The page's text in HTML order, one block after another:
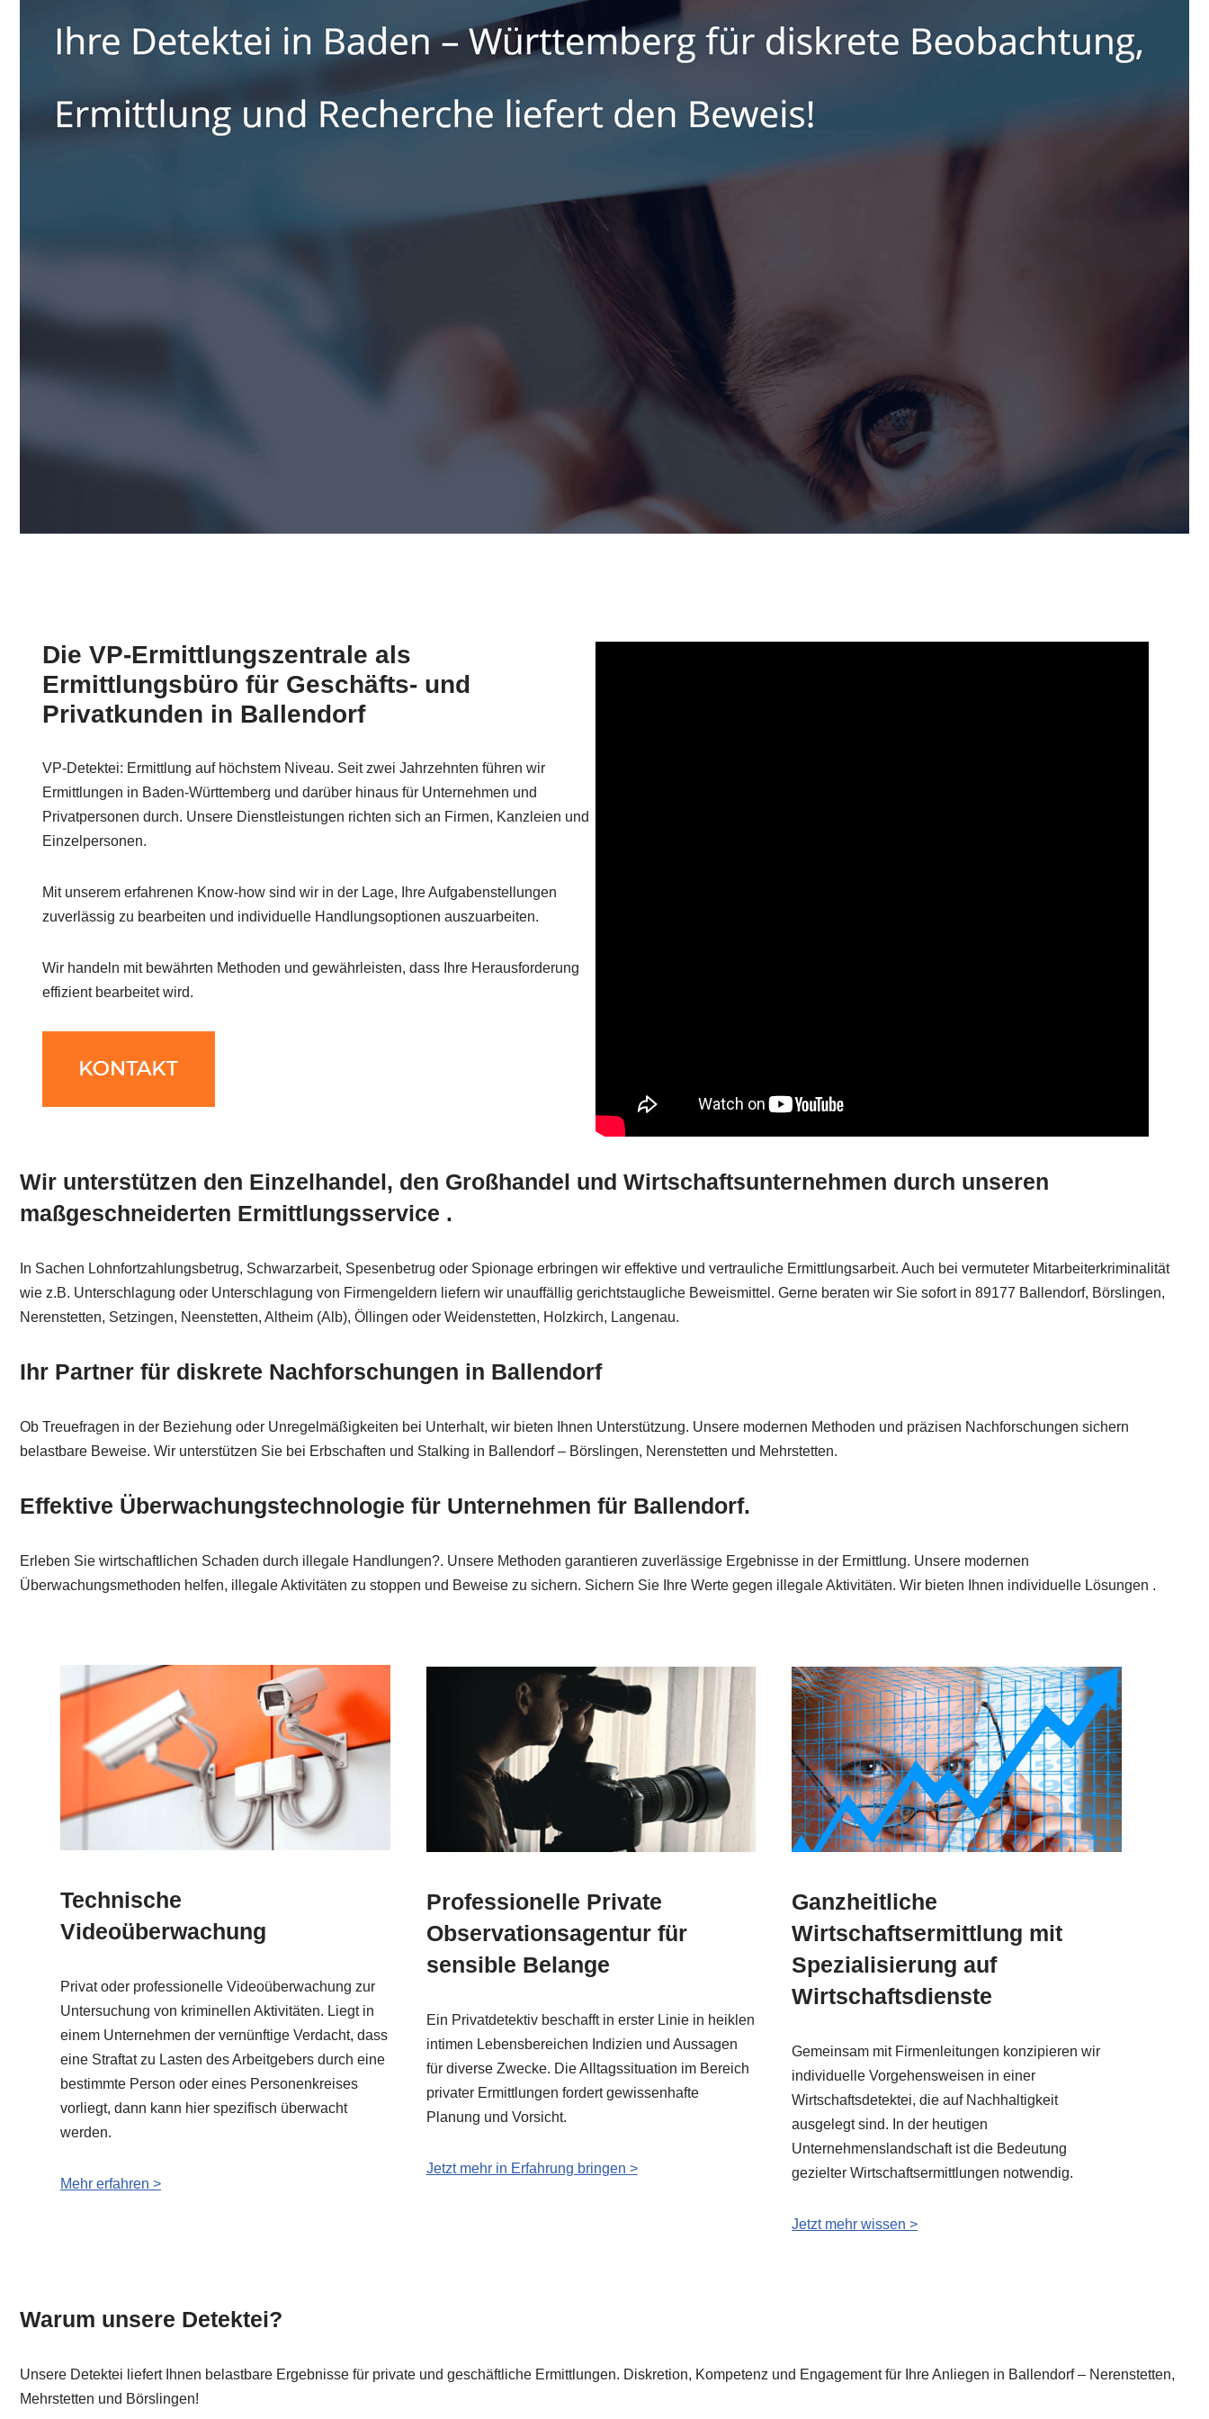
Die VP-Ermittlungszentrale als
Ermittlungsbüro für Geschäfts- und
Privatkunden in Ballendorf
VP-Detektei: Ermittlung auf höchstem Niveau. Seit zwei Jahrzehnten führen wir
Ermittlungen in Baden-Württemberg und darüber hinaus für Unternehmen und
Privatpersonen durch. Unsere Dienstleistungen richten sich an Firmen, Kanzleien und
Einzelpersonen.
Mit unserem erfahrenen Know-how sind wir in der Lage, Ihre Aufgabenstellungen
zuverlässig zu bearbeiten und individuelle Handlungsoptionen auszuarbeiten.
Wir handeln mit bewährten Methoden und gewährleisten, dass Ihre Herausforderung
effizient bearbeitet wird.
Wir unterstützen den Einzelhandel, den Großhandel und Wirtschaftsunternehmen durch unseren
maßgeschneiderten Ermittlungsservice .
In Sachen Lohnfortzahlungsbetrug, Schwarzarbeit, Spesenbetrug oder Spionage erbringen wir effektive und vertrauliche Ermittlungsarbeit. Auch bei vermuteter Mitarbeiterkriminalität
wie z.B. Unterschlagung oder Unterschlagung von Firmengeldern liefern wir unauffällig gerichtstaugliche Beweismittel. Gerne beraten wir Sie sofort in 89177 Ballendorf, Börslingen,
Nerenstetten, Setzingen, Neenstetten, Altheim (Alb), Öllingen oder Weidenstetten, Holzkirch, Langenau.
Ihr Partner für diskrete Nachforschungen in Ballendorf
Ob Treuefragen in der Beziehung oder Unregelmäßigkeiten bei Unterhalt, wir bieten Ihnen Unterstützung. Unsere modernen Methoden und präzisen Nachforschungen sichern
belastbare Beweise. Wir unterstützen Sie bei Erbschaften und Stalking in Ballendorf – Börslingen, Nerenstetten und Mehrstetten.
Effektive Überwachungstechnologie für Unternehmen für Ballendorf.
Erleben Sie wirtschaftlichen Schaden durch illegale Handlungen?. Unsere Methoden garantieren zuverlässige Ergebnisse in der Ermittlung. Unsere modernen
Überwachungsmethoden helfen, illegale Aktivitäten zu stoppen und Beweise zu sichern. Sichern Sie Ihre Werte gegen illegale Aktivitäten. Wir bieten Ihnen individuelle Lösungen .
Technische
Videoüberwachung
Privat oder professionelle Videoüberwachung zur
Untersuchung von kriminellen Aktivitäten. Liegt in
einem Unternehmen der vernünftige Verdacht, dass
eine Straftat zu Lasten des Arbeitgebers durch eine
bestimmte Person oder eines Personenkreises
vorliegt, dann kann hier spezifisch überwacht
werden.
Mehr erfahren >
Professionelle Private
Observationsagentur für
sensible Belange
Ein Privatdetektiv beschafft in erster Linie in heiklen
intimen Lebensbereichen Indizien und Aussagen
für diverse Zwecke. Die Alltagssituation im Bereich
privater Ermittlungen fordert gewissenhafte
Planung und Vorsicht.
Jetzt mehr in Erfahrung bringen >
Ganzheitliche
Wirtschaftsermittlung mit
Spezialisierung auf
Wirtschaftsdienste
Gemeinsam mit Firmenleitungen konzipieren wir
individuelle Vorgehensweisen in einer
Wirtschaftsdetektei, die auf Nachhaltigkeit
ausgelegt sind. In der heutigen
Unternehmenslandschaft ist die Bedeutung
gezielter Wirtschaftsermittlungen notwendig.
Jetzt mehr wissen >
Warum unsere Detektei?
Unsere Detektei liefert Ihnen belastbare Ergebnisse für private und geschäftliche Ermittlungen. Diskretion, Kompetenz und Engagement für Ihre Anliegen in Ballendorf – Nerenstetten,
Mehrstetten und Börslingen!